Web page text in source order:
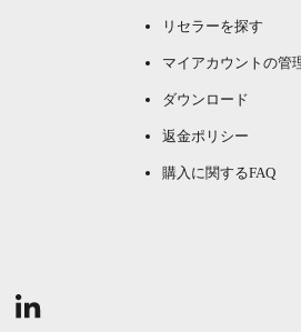
リセラーを探す
マイアカウントの管
ダウンロード
返金ポリシー
購入に関するFAQ